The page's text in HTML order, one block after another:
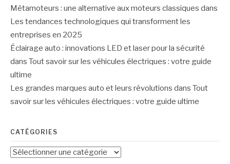
Métamoteurs : une alternative aux moteurs classiques dans
Les tendances technologiques qui transforment les
entreprises en 2025
Éclairage auto : innovations LED et laser pour la sécurité
dans Tout savoir sur les véhicules électriques : votre guide
ultime
Les grandes marques auto et leurs révolutions dans Tout
savoir sur les véhicules électriques : votre guide ultime
CATÉGORIES
Catégories